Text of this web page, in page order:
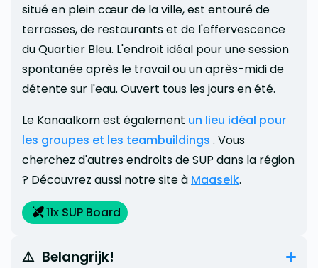
situé en plein cœur de la ville, est entouré de
terrasses, de restaurants et de l'effervescence
du Quartier Bleu. L'endroit idéal pour une session
spontanée après le travail ou un après-midi de
détente sur l'eau. Ouvert tous les jours en été.
Le Kanaalkom est également un lieu idéal pour
les groupes et les teambuildings . Vous
cherchez d'autres endroits de SUP dans la région
? Découvrez aussi notre site à Maaseik.
11x SUP Board
⚠️  Belangrijk!